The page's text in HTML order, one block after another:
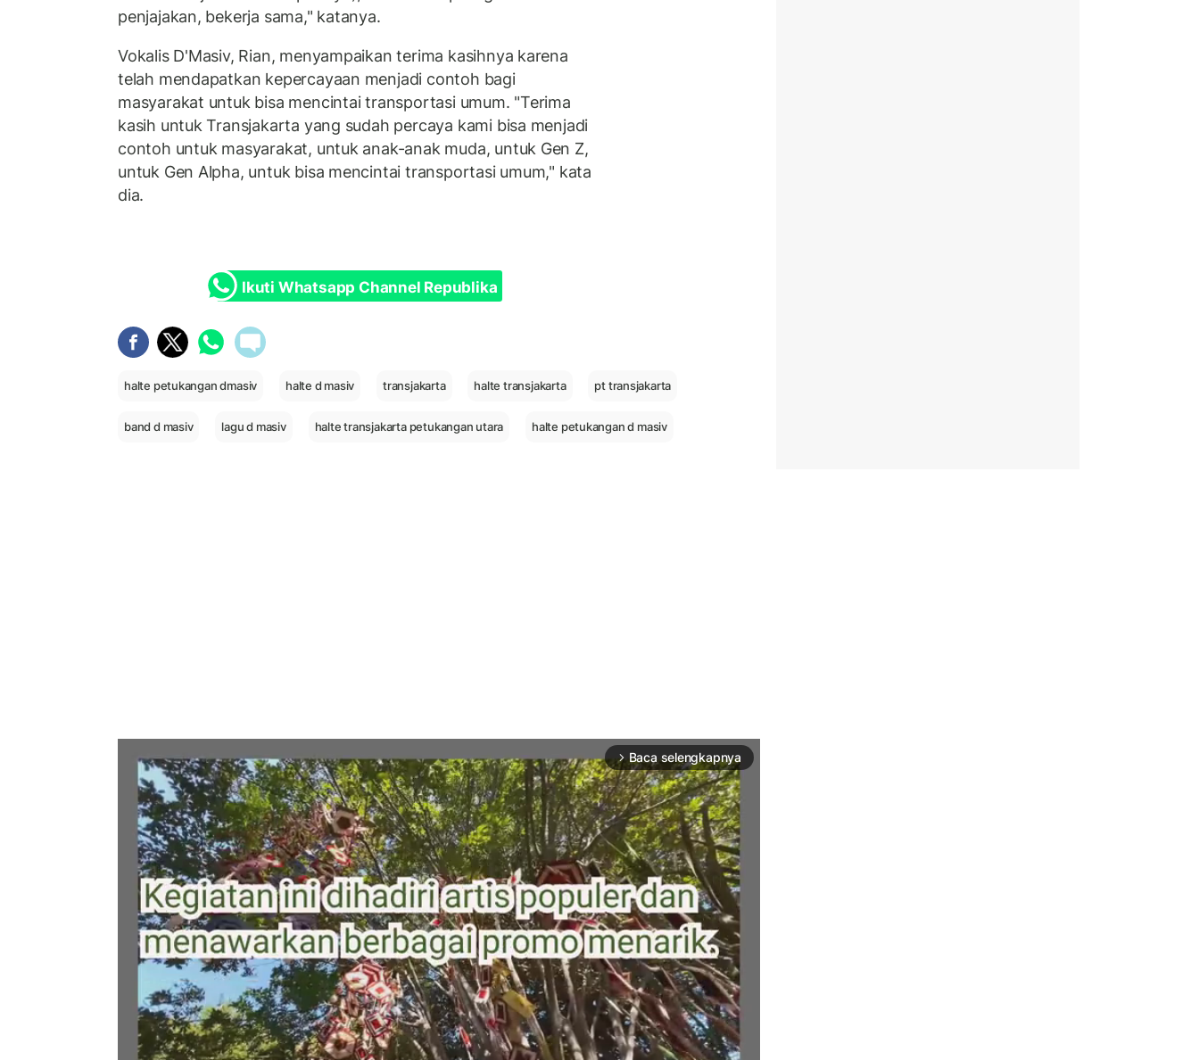
penjajakan, bekerja sama," katanya.
Vokalis D'Masiv, Rian, menyampaikan terima kasihnya karena
telah mendapatkan kepercayaan menjadi contoh bagi
masyarakat untuk bisa mencintai transportasi umum. "Terima
kasih untuk Transjakarta yang sudah percaya kami bisa menjadi
contoh untuk masyarakat, untuk anak-anak muda, untuk Gen Z,
untuk Gen Alpha, untuk bisa mencintai transportasi umum," kata
dia.
Ikuti Whatsapp Channel Republika
halte petukangan dmasiv halte d masiv transjakarta halte transjakarta pt transjakarta
band d masiv lagu d masiv halte transjakarta petukangan utara halte petukangan d masiv
arrow_forward_ios Baca selengkapnya